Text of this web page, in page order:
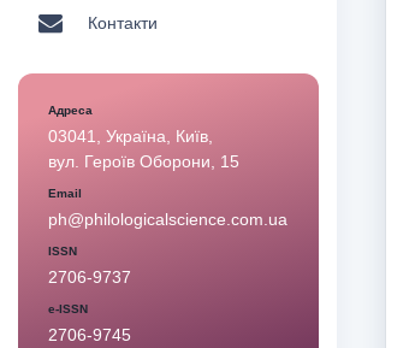
Контакти
Адреса
03041, Україна, Київ,
вул. Героїв Оборони, 15
Email
ph@philologicalscience.com.ua
ISSN
2706-9737
e-ISSN
2706-9745